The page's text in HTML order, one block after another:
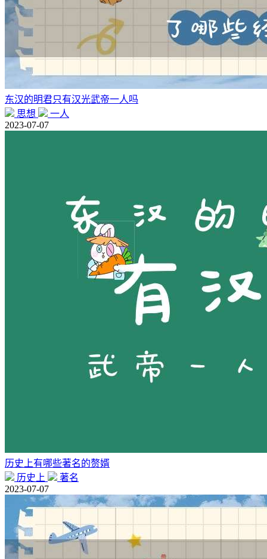
东汉的明君只有汉光武帝一人吗
思想
一人
2023-07-07
历史上有哪些著名的赘婿
历史上
著名
2023-07-07